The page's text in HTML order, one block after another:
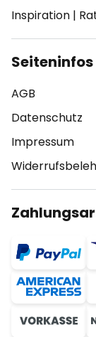
Inspiration |
Seiteninfos
AGB
Datenschutz
Impressum